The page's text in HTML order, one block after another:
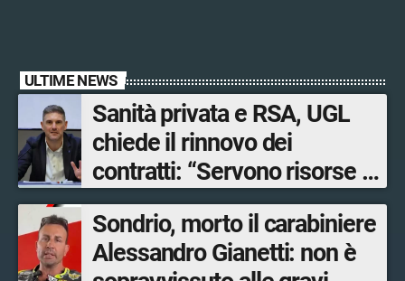
ULTIME NEWS
Sanità privata e RSA, UGL
chiede il rinnovo dei
contratti: “Servono risorse e
salari adeguati”
Sondrio, morto il carabiniere
Alessandro Gianetti: non è